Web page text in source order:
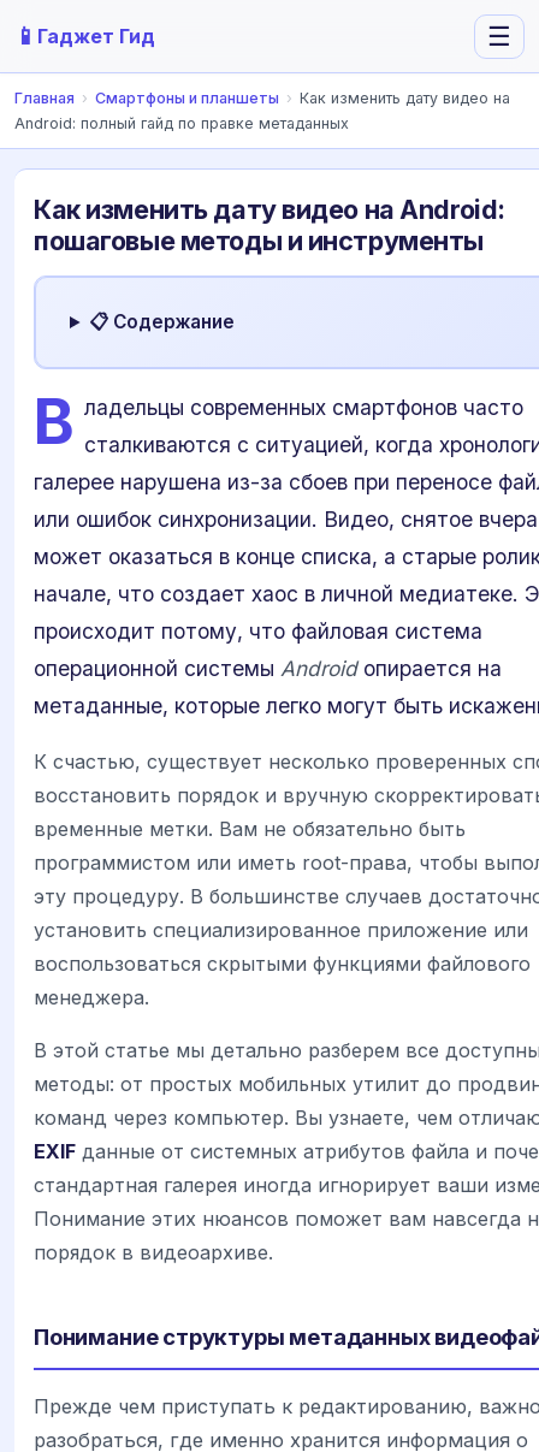
📱 Гаджет Гид ☰
Главная › Смартфоны и планшеты › Как изменить дату видео на
Android: полный гайд по правке метаданных
Как изменить дату видео на Android:
пошаговые методы и инструменты
📋 Содержание
В ладельцы современных смартфонов часто
сталкиваются с ситуацией, когда
галерее нарушена из-за сбоев при переносе
или ошибок синхронизации. Видео, снятое
может оказаться в конце списка, а старые
начале, что создает хаос в личной медиатеке.
происходит потому, что файловая система
операционной системы Androidопирается на
метаданные, которые легко могут быть
К счастью, существует несколько проверенных
восстановить порядок и вручную
временные метки. Вам не обязательно быть
программистом или иметь root-права, чтобы
эту процедуру. В большинстве случаев
установить специализированное приложение или
воспользоваться скрытыми функциями файлового
менеджера.
В этой статье мы детально разберем все
методы: от простых мобильных утилит до
команд через компьютер. Вы узнаете, чем
EXIF данные от системных атрибутов файла и
стандартная галерея иногда игнорирует ваши
Понимание этих нюансов поможет вам навсегда
порядок в видеоархиве.
Понимание структуры метаданных
Прежде чем приступать к редактированию,
разобраться, где именно хранится информация о